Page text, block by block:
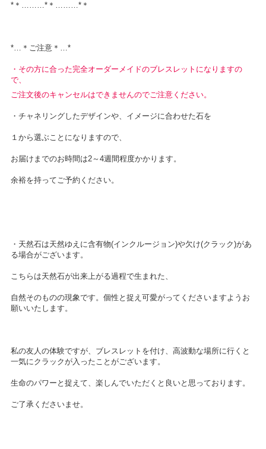
*＊………*＊………*＊
*…＊ご注意＊…*
・その方に合った完全オーダーメイドのブレスレットになりますの
で、
ご注文後のキャンセルはできませんのでご注意ください。
・チャネリングしたデザインや、イメージに合わせた石を
１から選ぶことになりますので、
お届けまでのお時間は2～4週間程度かかります。
余裕を持ってご予約ください。
・天然石は天然ゆえに含有物(インクルージョン)や欠け(クラック)があ
る場合がございます。
こちらは天然石が出来上がる過程で生まれた、
自然そのものの現象です。個性と捉え可愛がってくださいますようお
願いいたします。
私の友人の体験ですが、ブレスレットを付け、高波動な場所に行くと
一気にクラックが入ったことがございます。
生命のパワーと捉えて、楽しんでいただくと良いと思っております。
ご了承くださいませ。